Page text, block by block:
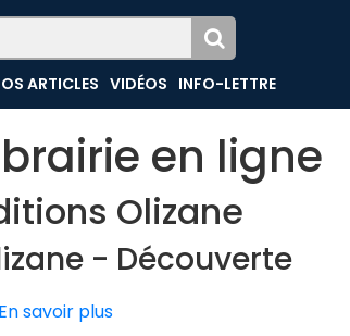
ARTICLES VIDÉOS INFO-LETTRE
en ligne
Olizane
- Découverte
savoir plus